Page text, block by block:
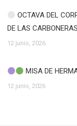
OCTAVA DEL
DE LAS CARBONERAS
12 junio, 2026
MISA DE
12 junio, 2026